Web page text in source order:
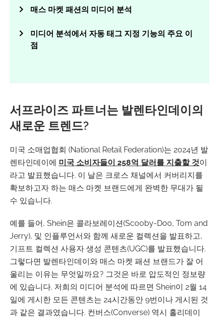
매스 마켓 패션의 미디어 분석
미디어 분석에서 자동 태그 지정 기능의 주요 이
점
서프라이즈 파트너는 발렌타인데이의
새로운 트렌드?
미국 소매업협회 (National Retail Federation)는 2024년 발
렌타인데이에 미국 소비자들이 258억 달러를 지출할 것이
라고 발표했습니다. 이 날은 크로스 채널에서 커버리지를
확보하고자 하는 매스 마켓 브랜드에게 완벽한 무대가 될
수 있습니다.
예를 들어, Shein은 콜라보레이션(Scooby-Doo, Tom and
Jerry), 및 인플루언서와 함께 새로운 컬렉션을 발표하고,
기프트 컬렉션 사용자 생성 콘텐츠(UGC)를 발표했습니다.
그렇다면 발렌타인데이와 매스 마켓 패션 브랜드가 잘 어
울리는 이유는 무엇일까요? 그것은 바로 압도적인 정보량
에 있습니다. 저희의 미디어 분석에 따르면 Shein이 2월 14
일에 게시한 모든 콘텐츠는 24시간동안 9번이나 게시된 것
과 같은 결과였습니다. 컨버스(Converse) 역시 홀리데이